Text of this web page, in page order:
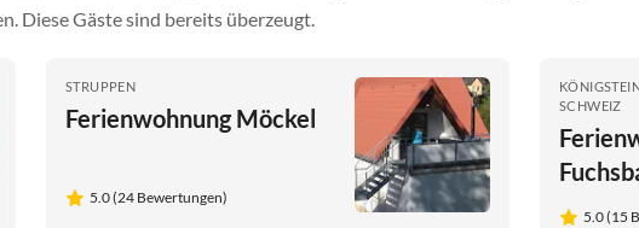
Diese Gäste sind bereits überzeugt.
STRUPPEN
Ferienwohnung Möckel
5.0 (24 Bewertungen)
SCHWEIZ
5.0 (15